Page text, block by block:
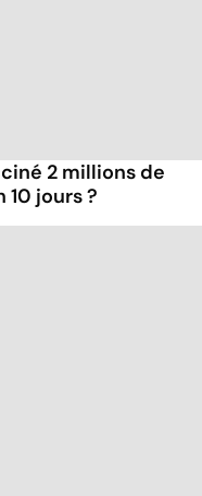
2 millions de
jours ?